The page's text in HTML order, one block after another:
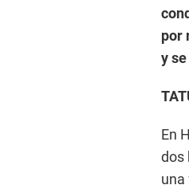
por
y
En
dos
una